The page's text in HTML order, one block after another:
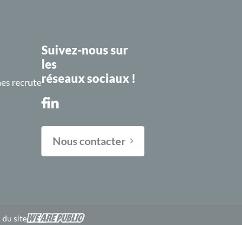
A- A+
recrute
Suivez-nous sur
les
réseaux sociaux !
Nous contacter
du site